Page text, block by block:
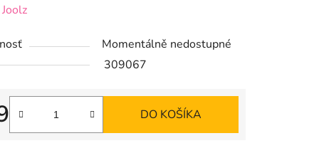
Joolz
Momentálně nedostupné
309067
cena:
DO KOŠÍKA